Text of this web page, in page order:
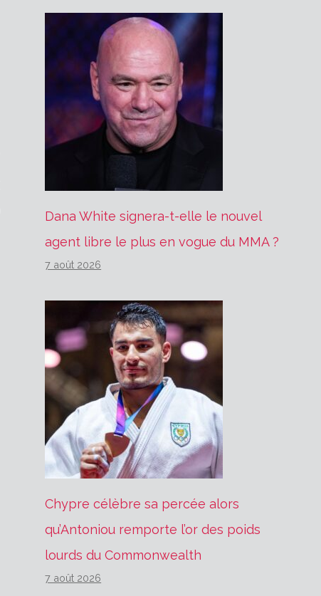
Dana White signera-t-elle le nouvel
agent libre le plus en vogue du MMA ?
7 août 2026
Chypre célèbre sa percée alors
qu’Antoniou remporte l’or des poids
lourds du Commonwealth
7 août 2026